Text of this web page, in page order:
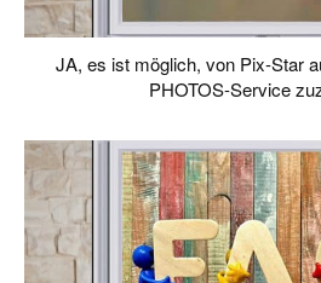
JA, es ist möglich, von Pix-Star
PHOTOS-Service